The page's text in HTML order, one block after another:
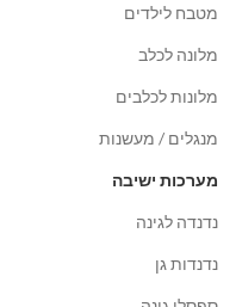
מטבח לילדים
מלונה לכלב
מלונות לכלבים
מנגלים / מעשנות
מערכות ישיבה
נדנדה לגינה
נדנדות גן